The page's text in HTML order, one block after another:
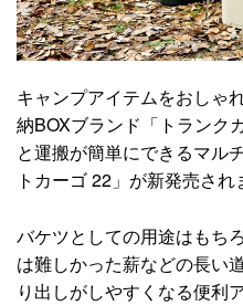
キャンプアイテムをおしゃ
納BOXブランド「トランク
と運搬が簡単にできるマル
トカーゴ 22」が新発売され
バケツとしての用途はもち
は難しかった薪などの長い
り出しがしやすくなる便利